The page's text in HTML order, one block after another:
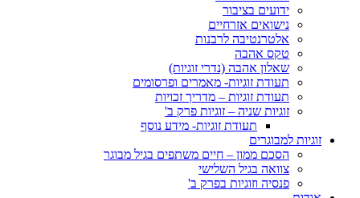
ידועים בציבור
נישואים אזרחיים
אלטרנטיבה לרבנות
טקס אהבה
שאלון אהבה (נדרי זוגיות)
תעודת זוגיות- מאמרים ופרסומים
תעודת זוגיות – מדריך זכויות
זוגיות שניה – זוגיות פרק ב'
תעודת זוגיות- מידע נוסף
זוגיות למבוגרים
הסכם ממון – חיים משתפים בגיל מבוגר
צוואה בגיל השלישי
פנסיה וזוגיות בפרק ב'